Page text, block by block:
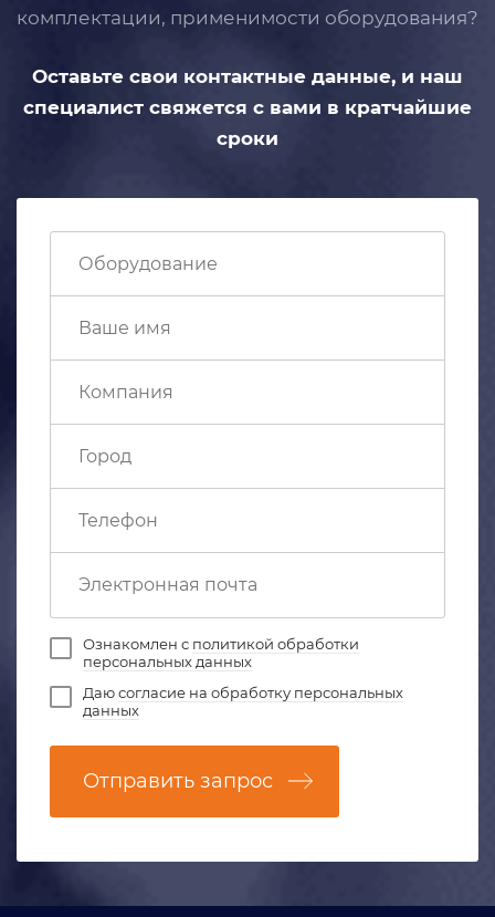
комплектации, применимости оборудования?
Оставьте свои контактные данные, и наш
специалист свяжется с вами в кратчайшие
сроки
Ознакомлен с политикой обработки
персональных данных
Даюсогласие на обработку персональных
данных
Отправить запрос